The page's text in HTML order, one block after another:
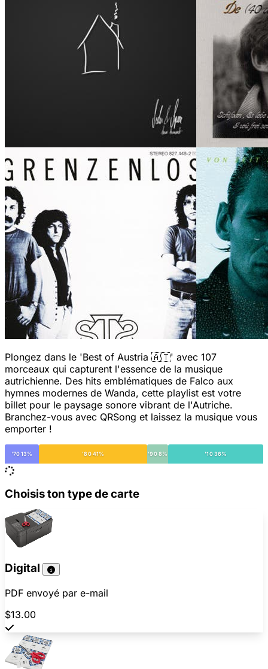
Plongez dans le 'Best of Austria 🇦🇹' avec 107
morceaux qui capturent l'essence de la musique
autrichienne. Des hits emblématiques de Falco aux
hymnes modernes de Wanda, cette playlist est votre
billet pour le paysage sonore vibrant de l'Autriche.
Branchez-vous avec QRSong et laissez la musique vous
emporter !
'70 13% '80 41% '90 8% '10 36%
Choisis ton type de carte
Digital
PDF envoyé par e-mail
$13.00